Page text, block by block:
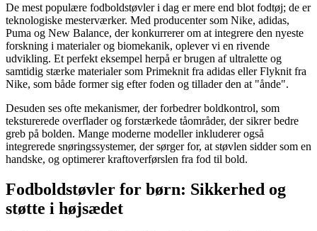
De mest populære fodboldstøvler i dag er mere end blot fodtøj; de er
teknologiske mesterværker. Med producenter som Nike, adidas,
Puma og New Balance, der konkurrerer om at integrere den nyeste
forskning i materialer og biomekanik, oplever vi en rivende
udvikling. Et perfekt eksempel herpå er brugen af ultralette og
samtidig stærke materialer som Primeknit fra adidas eller Flyknit fra
Nike, som både former sig efter foden og tillader den at "ånde".
Desuden ses ofte mekanismer, der forbedrer boldkontrol, som
teksturerede overflader og forstærkede tåområder, der sikrer bedre
greb på bolden. Mange moderne modeller inkluderer også
integrerede snøringssystemer, der sørger for, at støvlen sidder som en
handske, og optimerer kraftoverførslen fra fod til bold.
Fodboldstøvler for børn: Sikkerhed og
støtte i højsædet